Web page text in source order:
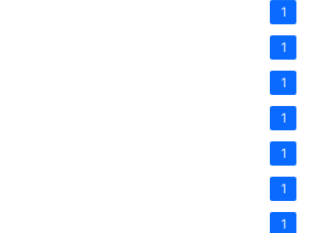
1
1
1
1
1
1
1